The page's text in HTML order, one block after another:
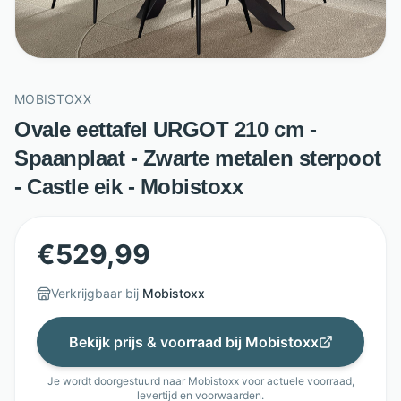
MOBISTOXX
Ovale eettafel URGOT 210 cm -
Spaanplaat - Zwarte metalen sterpoot
- Castle eik - Mobistoxx
€529,99
Verkrijgbaar bij Mobistoxx
Bekijk prijs & voorraad bij Mobistoxx
Je wordt doorgestuurd naar Mobistoxxvoor actuele voorraad,
levertijd en voorwaarden.